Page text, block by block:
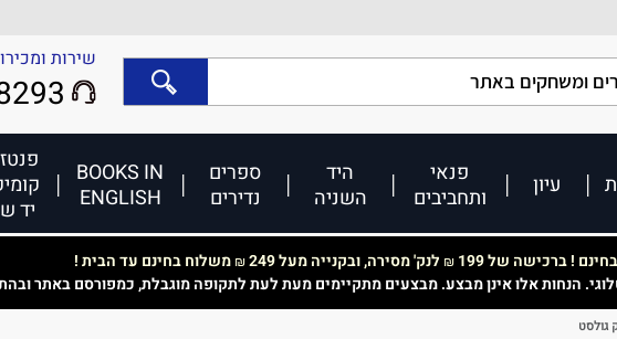
שירות
עיון
פנאי
ותחביבים
היד
השניה
ספרים
נדירים
BOOKS IN
ENGLISH
יד
! ברכישה של 199 ₪ לנק' מסירה, ובקנייה מעל 249 ₪משלוח בחינם עד הבית !
הנחות אלו אינן מבצע. מבצעים מתקיימים מעת לעת לתקופה מוגבלת, כמפורסם באתר
גולסט